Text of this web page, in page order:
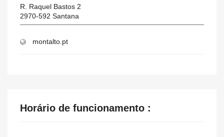
R. Raquel Bastos 2
2970-592 Santana
montalto.pt
Horário de funcionamento :